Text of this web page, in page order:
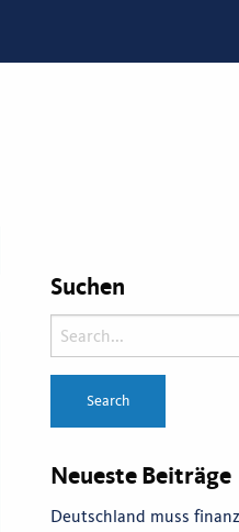
Suchen
Neueste Beiträge
Deutschland muss